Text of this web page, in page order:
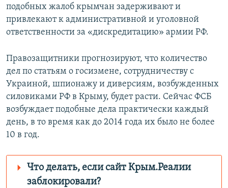
подобных жалоб крымчан задерживают и
привлекают к административной и уголовной
ответственности за «дискредитацию» армии РФ.
Правозащитники прогнозируют, что количество
дел по статьям о госизмене, сотрудничеству с
Украиной, шпионажу и диверсиям, возбужденных
силовиками РФ в Крыму, будет расти. Сейчас ФСБ
возбуждает подобные дела практически каждый
день, в то время как до 2014 года их было не более
10 в год.
Что делать, если сайт Крым.Реалии
заблокировали?